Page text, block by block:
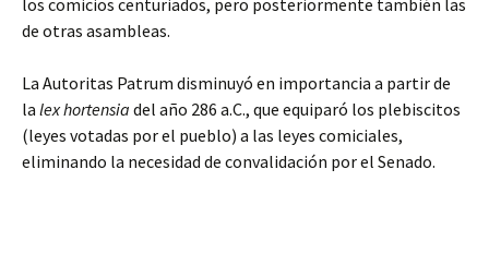
los comicios centuriados, pero posteriormente también las
de otras asambleas.
La Autoritas Patrum disminuyó en importancia a partir de
la lex hortensia del año 286 a.C., que equiparó los plebiscitos
(leyes votadas por el pueblo) a las leyes comiciales,
eliminando la necesidad de convalidación por el Senado.